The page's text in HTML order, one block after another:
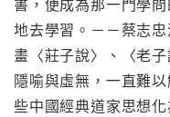
地去學習。－－蔡志
畫〈莊子說〉、〈老
隱喻與虛無，一直難
些中國經典道家思想